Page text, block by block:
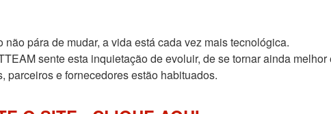
não pára de mudar, a vida está cada vez mais tecnológica.
sente esta inquietação de evoluir, de se tornar ainda
parceiros e fornecedores estão habituados.